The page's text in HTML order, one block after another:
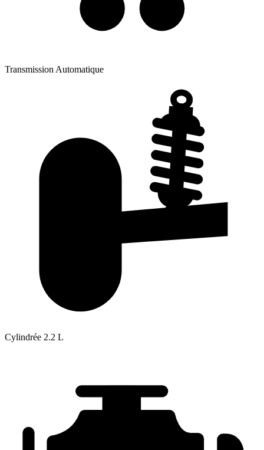
Transmission Automatique
Cylindrée 2.2 L